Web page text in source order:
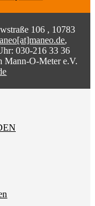
106 , 10783
,
030-216 33 36
Mann-O-Meter e.V.